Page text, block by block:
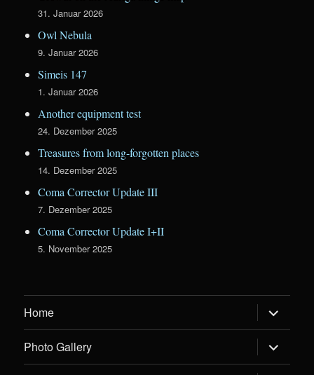
31. Januar 2026
Owl Nebula
9. Januar 2026
Simeis 147
1. Januar 2026
Another equipment test
24. Dezember 2025
Treasures from long-forgotten places
14. Dezember 2025
Coma Corrector Update III
7. Dezember 2025
Coma Corrector Update I+II
5. November 2025
Home
öffnen
Photo Gallery
öffnen